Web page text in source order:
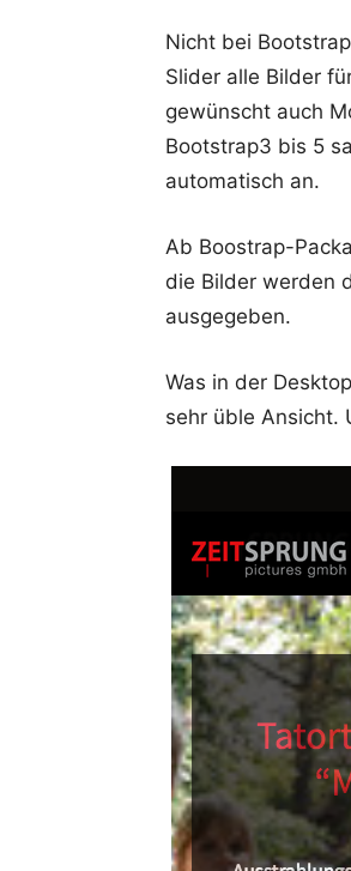
Nicht bei
Slider alle Bilder
gewünscht auch
Bootstrap3 bis 5
automatisch an.
Ab Boostrap-
die Bilder werden
ausgegeben.
Was in der
sehr üble Ansicht.